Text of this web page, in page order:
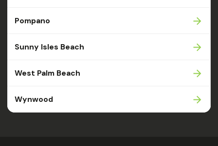
Pompano
Sunny Isles Beach
West Palm Beach
Wynwood